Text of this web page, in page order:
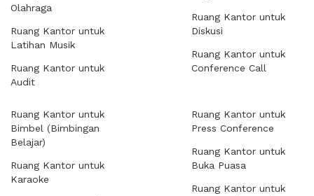
Olahraga
Ruang Kantor untuk
Latihan Musik
Ruang Kantor untuk
Audit
Ruang Kantor untuk
Diskusi
Ruang Kantor untuk
Conference Call
Ruang Kantor untuk
Bimbel (Bimbingan
Belajar)
Ruang Kantor untuk
Karaoke
Ruang Kantor untuk
Press Conference
Ruang Kantor untuk
Buka Puasa
Ruang Kantor untuk